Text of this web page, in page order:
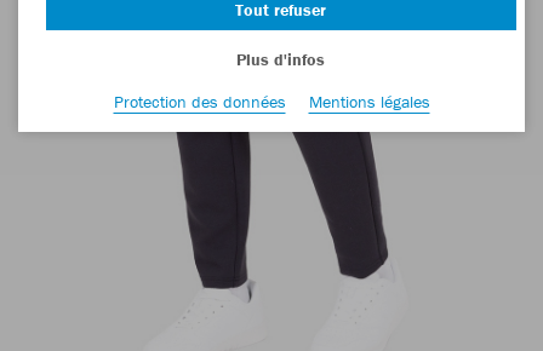
Tout refuser
Plus d'infos
Protection des données
Mentions légales